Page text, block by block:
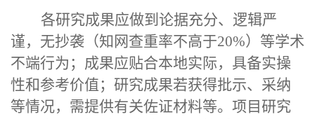
各研究成果应做到论据充分、逻辑严
谨，无抄袭（知网查重率不高于20%）等学术
不端行为；成果应贴合本地实际， 具备实操
性和参考价值；研究成果若获得批示、采纳
等情况， 需提供有关佐证材料等。项目研究